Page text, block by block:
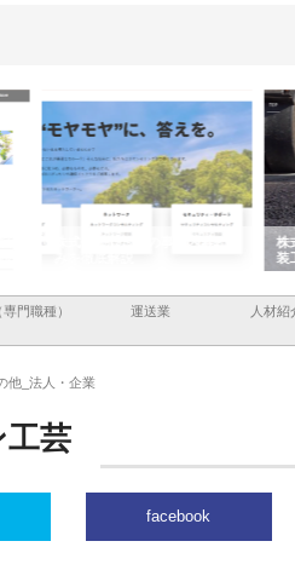
株式会社山形道路が手がける舗
門職種） 運送業 人材紹
他_法人・企業
工芸
facebook